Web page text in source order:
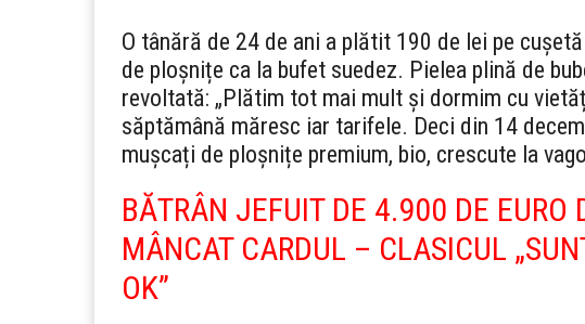
O tânără de 24 de ani a plătit 190 de lei pe
de ploșnițe ca la bufet suedez. Pielea plină de
revoltată: „Plătim tot mai mult și dormim cu
săptămână măresc iar tarifele. Deci din 14
mușcați de ploșnițe premium, bio, crescute la
BĂTRÂN JEFUIT DE 4.900 DE EURO
MÂNCAT CARDUL – CLASICUL
OK”